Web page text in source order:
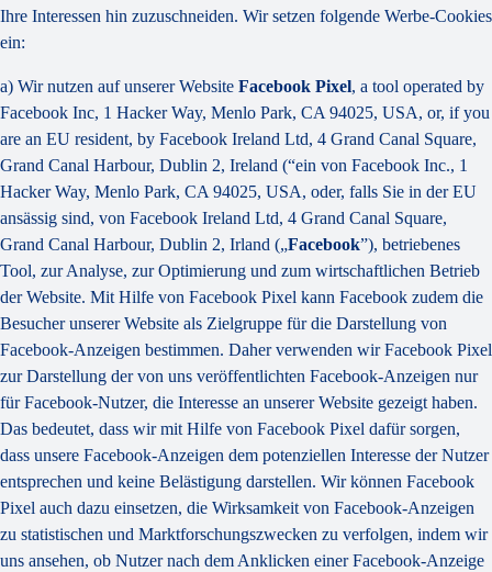
Ihre Interessen hin zuzuschneiden. Wir setzen folgende Werbe-Cookies
ein:
a) Wir nutzen auf unserer Website Facebook Pixel, a tool operated by
Facebook Inc, 1 Hacker Way, Menlo Park, CA 94025, USA, or, if you
are an EU resident, by Facebook Ireland Ltd, 4 Grand Canal Square,
Grand Canal Harbour, Dublin 2, Ireland (“ein von Facebook Inc., 1
Hacker Way, Menlo Park, CA 94025, USA, oder, falls Sie in der EU
ansässig sind, von Facebook Ireland Ltd, 4 Grand Canal Square,
Grand Canal Harbour, Dublin 2, Irland („Facebook”), betriebenes
Tool, zur Analyse, zur Optimierung und zum wirtschaftlichen Betrieb
der Website. Mit Hilfe von Facebook Pixel kann Facebook zudem die
Besucher unserer Website als Zielgruppe für die Darstellung von
Facebook-Anzeigen bestimmen. Daher verwenden wir Facebook Pixel
zur Darstellung der von uns veröffentlichten Facebook-Anzeigen nur
für Facebook-Nutzer, die Interesse an unserer Website gezeigt haben.
Das bedeutet, dass wir mit Hilfe von Facebook Pixel dafür sorgen,
dass unsere Facebook-Anzeigen dem potenziellen Interesse der Nutzer
entsprechen und keine Belästigung darstellen. Wir können Facebook
Pixel auch dazu einsetzen, die Wirksamkeit von Facebook-Anzeigen
zu statistischen und Marktforschungszwecken zu verfolgen, indem wir
uns ansehen, ob Nutzer nach dem Anklicken einer Facebook-Anzeige